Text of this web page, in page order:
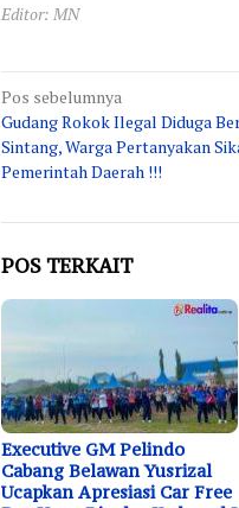
Editor: MN
Navigasi
pos
Pos sebelumnya
Gudang Rokok Ilegal Diduga
Sintang, Warga Pertanyakan
Pemerintah Daerah !!!
POS TERKAIT
Executive GM Pelindo
Cabang Belawan Yusrizal
Ucapkan Apresiasi Car Free